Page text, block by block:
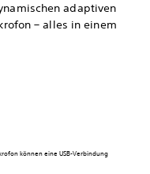
adaptiven
– alles in einem
können eine USB-Verbindung